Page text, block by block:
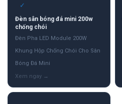
✓
Đèn sân bóng đá mini 200w
chống chói
Đèn Pha LED Module 200W
Khung Hộp Chống Chói Cho Sân
Bóng Đá Mini